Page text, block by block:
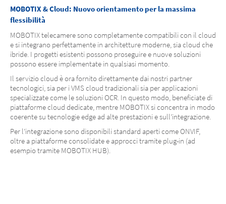
MOBOTIX & Cloud: Nuovo orientamento per la massima
flessibilità
MOBOTIX telecamere sono completamente compatibili con il cloud
e si integrano perfettamente in architetture moderne, sia cloud che
ibride. I progetti esistenti possono proseguire e nuove soluzioni
possono essere implementate in qualsiasi momento.
Il servizio cloud è ora fornito direttamente dai nostri partner
tecnologici, sia per i VMS cloud tradizionali sia per applicazioni
specializzate come le soluzioni OCR. In questo modo, beneficiate di
piattaforme cloud dedicate, mentre MOBOTIX si concentra in modo
coerente su tecnologie edge ad alte prestazioni e sull’integrazione.
Per l’integrazione sono disponibili standard aperti come ONVIF,
oltre a piattaforme consolidate e approcci tramite plug-in (ad
esempio tramite MOBOTIX HUB).